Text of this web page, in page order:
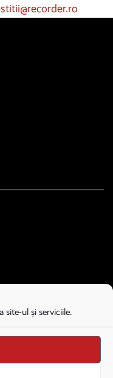
site-ul și serviciile.
Community, sub licența SC